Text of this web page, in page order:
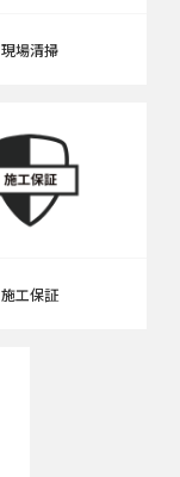
現場清掃
施工保証